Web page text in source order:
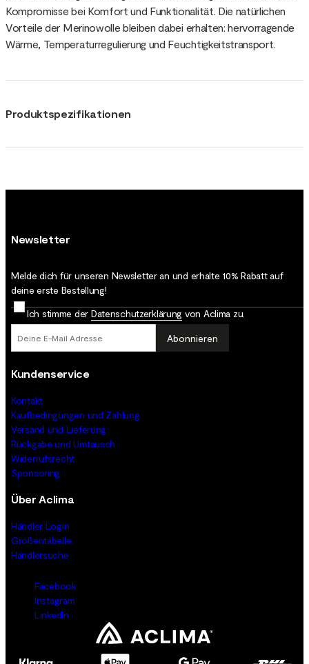
Kompromisse bei Komfort und Funktionalität. Die natürlichen
Vorteile der Merinowolle bleiben dabei erhalten: hervorragende
Wärme, Temperaturregulierung und Feuchtigkeitstransport.
Produktspezifikationen
Newsletter
Melde dich für unseren Newsletter an und erhalte 10% Rabatt auf
deine erste Bestellung!
Ich stimme der Datenschutz­erklärung von Aclima zu.
Abonnieren
Kundenservice
Kontakt
Kaufbedingungen und Zahlung
Versand und Lieferung
Rückgabe und Umtausch
Widerrufsrecht
Sponsoring
Über Aclima
Händler Login
Größentabelle
Händlersuche
Facebook
Instagram
LinkedIn